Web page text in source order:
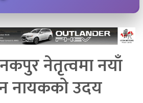
नेतृत्वमा नयाँ
नायकको उदय